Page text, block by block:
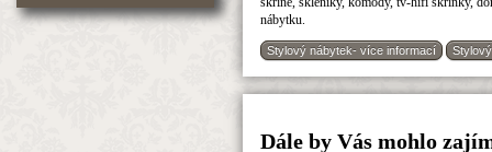
nábytku.
Stylový nábytek- více informací
Dále by Vás mohlo